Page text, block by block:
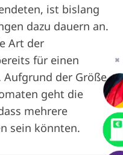
ist bislang
dazu dauern an.
Art der
für einen
der Größe
geht die
mehrere
sein könnten.
✖